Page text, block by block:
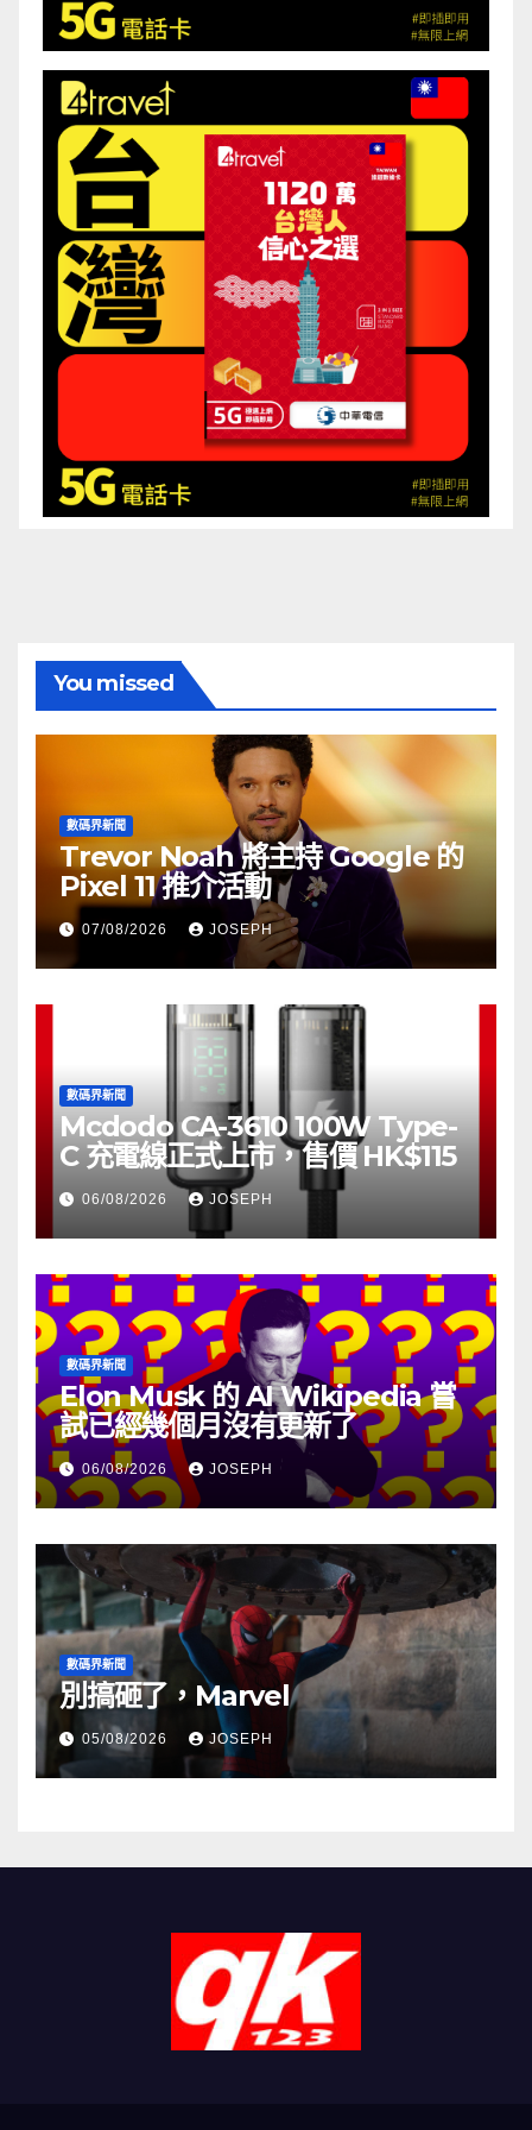
You missed
數碼界新聞
Trevor Noah 將主持 Google 的
Pixel 11 推介活動
07/08/2026 JOSEPH
數碼界新聞
Mcdodo CA-3610 100W Type-
C 充電線正式上市，售價 HK$115
06/08/2026 JOSEPH
數碼界新聞
Elon Musk 的 AI Wikipedia 嘗
試已經幾個月沒有更新了
06/08/2026 JOSEPH
數碼界新聞
別搞砸了，Marvel
05/08/2026 JOSEPH